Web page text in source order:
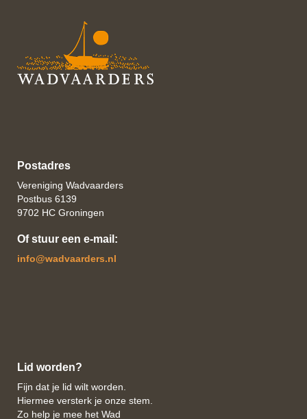
Postadres
Vereniging Wadvaarders
Postbus 6139
9702 HC Groningen
Of stuur een e-mail:
ofni@wadvaarders.nl
Lid worden?
Fijn dat je lid wilt worden.
Hiermee versterk je onze stem.
Zo help je mee het Wad